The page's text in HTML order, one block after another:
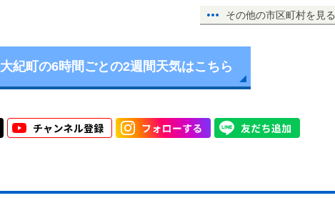
その他の市区町村を見る
大紀町の6時間ごとの2週間天気はこちら